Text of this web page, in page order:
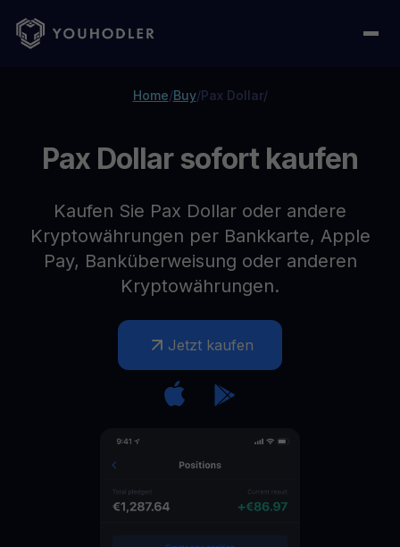
Home/Buy/Pax Dollar/
Pax Dollar sofort kaufen
Kaufen Sie Pax Dollar oder andere
Kryptowährungen per Bankkarte, Apple
Pay, Banküberweisung oder anderen
Kryptowährungen.
Jetzt kaufen